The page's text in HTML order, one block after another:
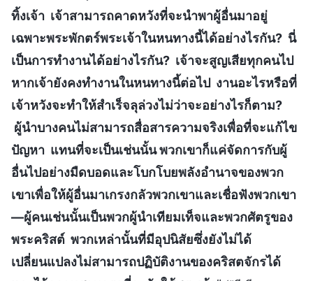
ทิ้งเจ้า เจ้าสามารถคาดหวังที่จะนำพาผู้อื่นมาอยู่
เฉพาะพระพักตร์พระเจ้าในหนทางนี้ได้อย่างไรกัน? นี่
เป็นการทำงานได้อย่างไรกัน? เจ้าจะสูญเสียทุกคนไป
หากเจ้ายังคงทำงานในหนทางนี้ต่อไป งานอะไรหรือที่
เจ้าหวังจะทำให้สำเร็จลุล่วงไม่ว่าจะอย่างไรก็ตาม?
ผู้นำบางคนไม่สามารถสื่อสารความจริงเพื่อที่จะแก้ไข
ปัญหา แทนที่จะเป็นเช่นนั้น พวกเขาก็แค่จัดการกับผู้
อื่นไปอย่างมืดบอดและโบกโบยพลังอำนาจของพวก
เขาเพื่อให้ผู้อื่นมาเกรงกลัวพวกเขาและเชื่อฟังพวกเขา
—ผู้คนเช่นนั้นเป็นพวกผู้นำเทียมเท็จและพวกศัตรูของ
พระคริสต์ พวกเหล่านั้นที่มีอุปนิสัยซึ่งยังไม่ได้
เปลี่ยนแปลงไม่สามารถปฏิบัติงานของคริสตจักรได้